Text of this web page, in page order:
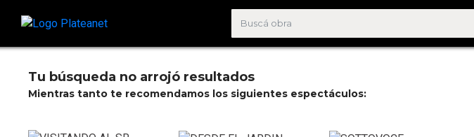
Tu búsqueda no arrojó resultados
Mientras tanto te recomendamos los siguientes espectáculos: